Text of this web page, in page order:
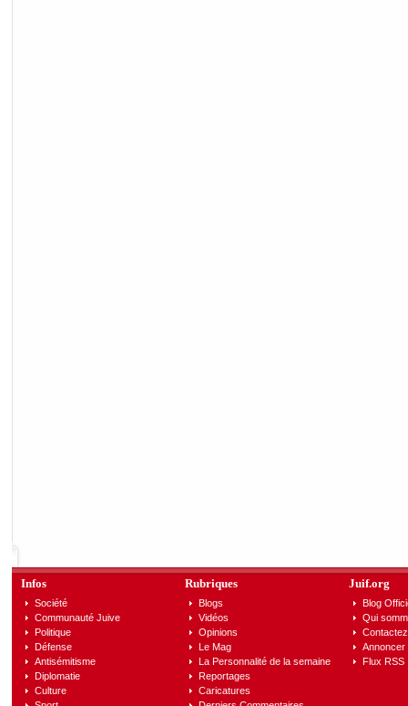
Infos
Société
Communauté Juive
Politique
Défense
Antisémitisme
Diplomatie
Culture
Rubriques
Blogs
Vidéos
Opinions
Le Mag
La Personnalité de la semaine
Reportages
Caricatures
Juif.org
Blog
Qui
Annoncer
Flux RSS